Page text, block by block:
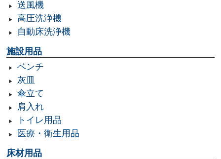
送風機
高圧洗浄機
自動床洗浄機
施設用品
ベンチ
灰皿
傘立て
肩入れ
トイレ用品
医療・衛生用品
床材用品